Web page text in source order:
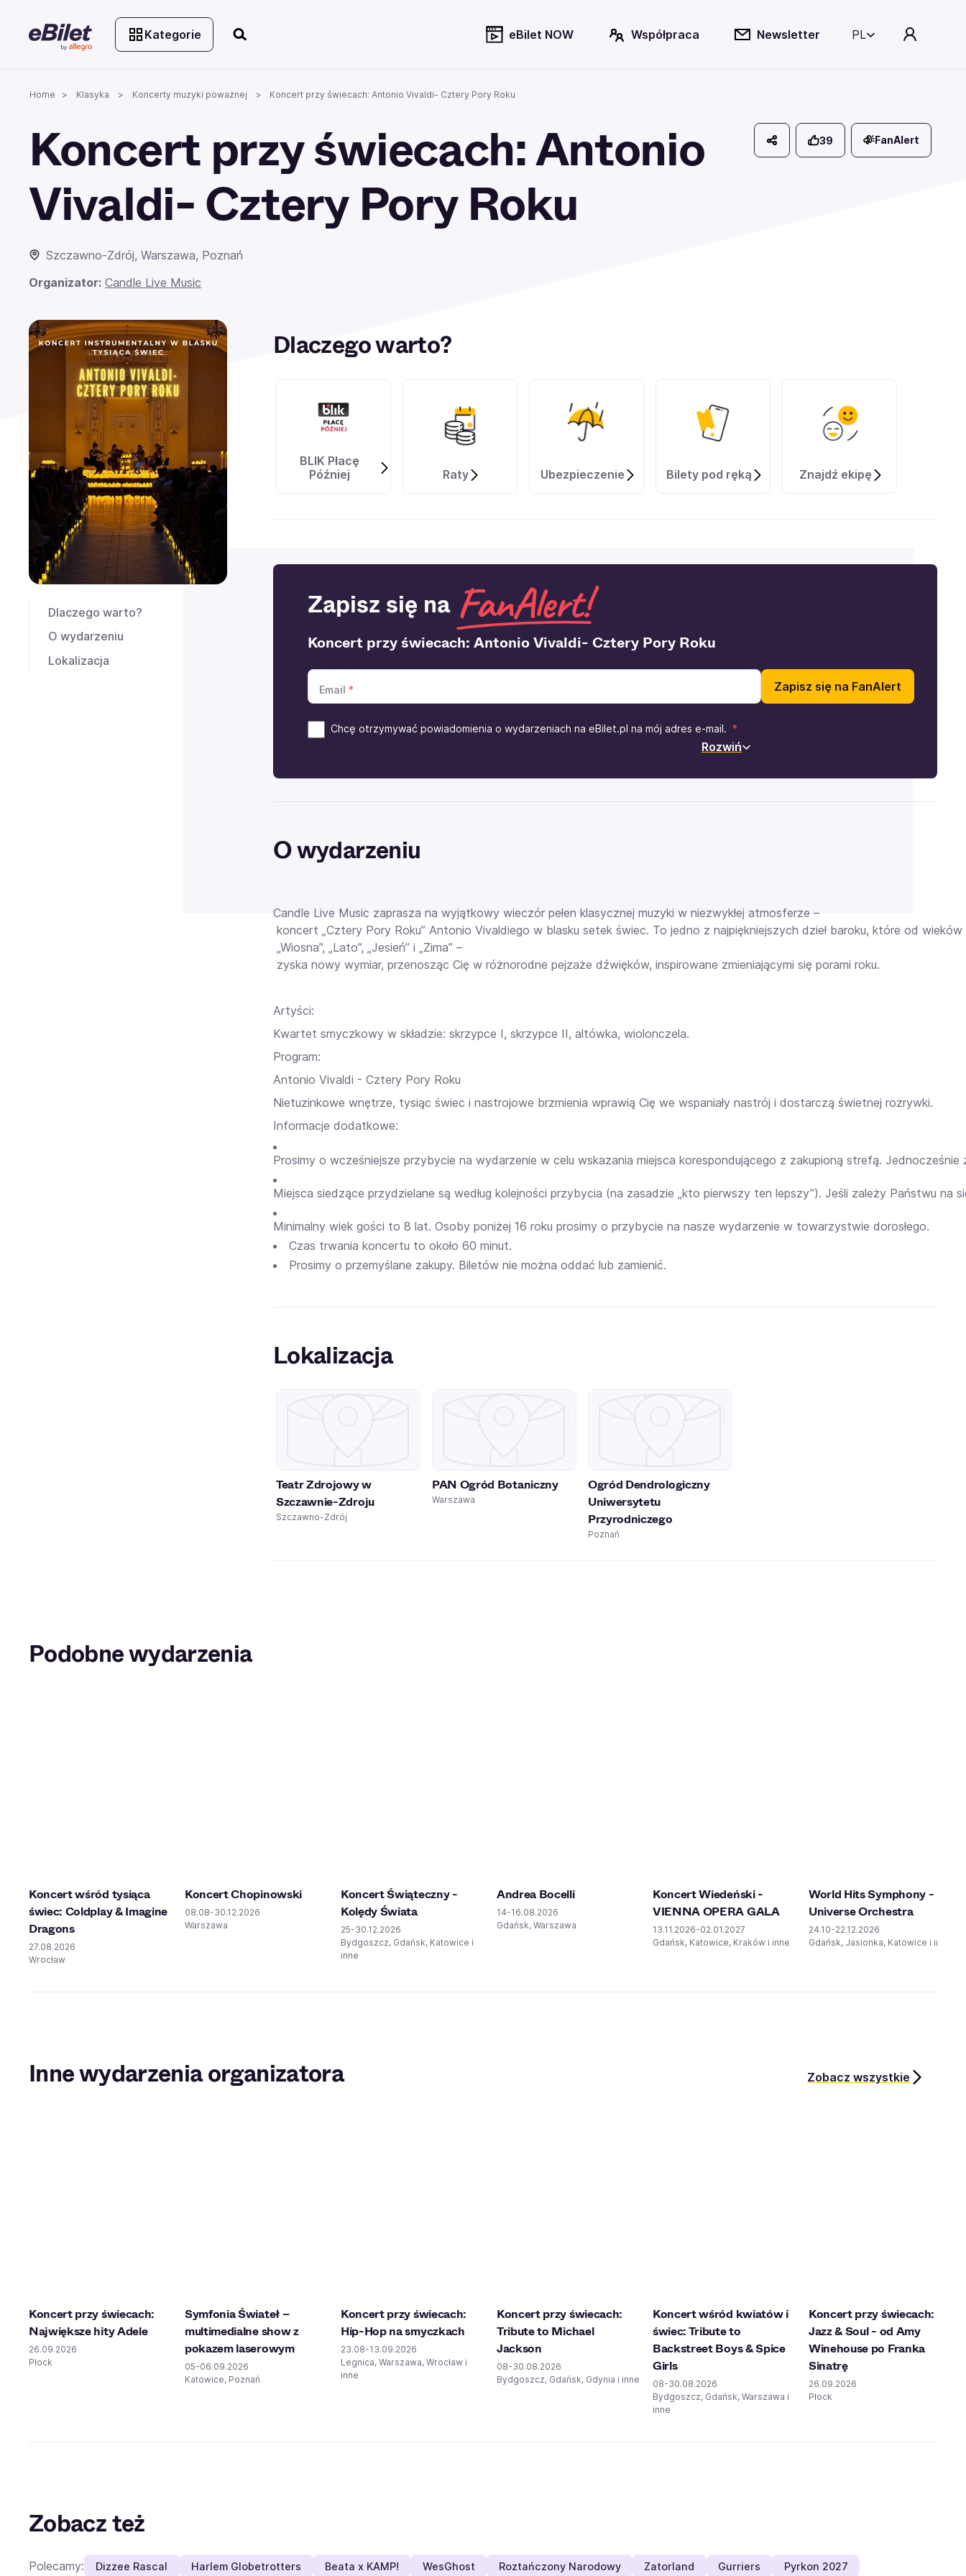
Kategorie eBilet NOW Współpraca Newsletter PL
Home Klasyka Koncerty muzyki poważnej Koncert przy świecach: Antonio Vivaldi- Cztery Pory Roku
Koncert przy świecach: Antonio
Vivaldi- Cztery Pory Roku
Szczawno-Zdrój, Warszawa, Poznań
Organizator: Candle Live Music
39 FanAlert
Dlaczego warto?
O wydarzeniu
Lokalizacja
Dlaczego warto?
BLIK Płacę
Później
Raty Ubezpieczenie Bilety pod ręką Znajdź ekipę
Zapisz się na
Koncert przy świecach: Antonio Vivaldi- Cztery Pory Roku
Email Zapisz się na FanAlert
Chcę otrzymywać powiadomienia o wydarzeniach na eBilet.pl na mój adres e-mail.
Rozwiń
O wydarzeniu
Candle Live Music zaprasza na wyjątkowy wieczór pełen klasycznej muzyki w niezwykłej atmosferze –
koncert „Cztery Pory Roku” Antonio Vivaldiego w blasku setek świec. To jedno z najpiękniejszych dzieł baroku, które od
„Wiosna”, „Lato”, „Jesień” i „Zima” –
zyska nowy wymiar, przenosząc Cię w różnorodne pejzaże dźwięków, inspirowane zmieniającymi się porami roku.
Artyści:
Kwartet smyczkowy w składzie: skrzypce I, skrzypce II, altówka, wiolonczela.
Program:
Antonio Vivaldi - Cztery Pory Roku
Nietuzinkowe wnętrze, tysiąc świec i nastrojowe brzmienia wprawią Cię we wspaniały nastrój i dostarczą świetnej rozrywki.
Informacje dodatkowe:
Prosimy o wcześniejsze przybycie na wydarzenie w celu wskazania miejsca korespondującego z zakupioną strefą.
Miejsca siedzące przydzielane są według kolejności przybycia (na zasadzie „kto pierwszy ten lepszy”). Jeśli zależy Państwu
Minimalny wiek gości to 8 lat. Osoby poniżej 16 roku prosimy o przybycie na nasze wydarzenie w towarzystwie dorosłego.
Czas trwania koncertu to około 60 minut.
Prosimy o przemyślane zakupy. Biletów nie można oddać lub zamienić.
Lokalizacja
Teatr Zdrojowy w
Szczawnie-Zdroju
Szczawno-Zdrój
PAN Ogród Botaniczny
Warszawa
Ogród Dendrologiczny
Uniwersytetu
Przyrodniczego
Poznań
Podobne wydarzenia
Koncert wśród tysiąca
świec: Coldplay & Imagine
Dragons
27.08.2026
Wrocław
Koncert Chopinowski
08.08-30.12.2026
Warszawa
Koncert Świąteczny -
Kolędy Świata
25-30.12.2026
Bydgoszcz, Gdańsk, Katowice i
inne
Andrea Bocelli
14-16.08.2026
Gdańsk, Warszawa
Koncert Wiedeński -
VIENNA OPERA GALA
13.11.2026-02.01.2027
Gdańsk, Katowice, Kraków i inne
World Hits Symphony -
Universe Orchestra
24.10-22.12.2026
Gdańsk, Jasionka, Katowice i inne
Inne wydarzenia organizatora Zobacz wszystkie
Koncert przy świecach:
Największe hity Adele
26.09.2026
Płock
Symfonia Świateł –
multimedialne show z
pokazem laserowym
05-06.09.2026
Katowice, Poznań
Koncert przy świecach:
Hip-Hop na smyczkach
23.08-13.09.2026
Legnica, Warszawa, Wrocław i
inne
Koncert przy świecach:
Tribute to Michael
Jackson
08-30.08.2026
Bydgoszcz, Gdańsk, Gdynia i inne
Koncert wśród kwiatów i
świec: Tribute to
Backstreet Boys & Spice
Girls
08-30.08.2026
Bydgoszcz, Gdańsk, Warszawa i
inne
Koncert przy świecach:
Jazz & Soul - od Amy
Winehouse po Franka
Sinatrę
26.09.2026
Płock
Zobacz też
Polecamy: Dizzee Rascal Harlem Globetrotters Beata x KAMP! WesGhost Roztańczony Narodowy Zatorland Gurriers Pyrkon 2027